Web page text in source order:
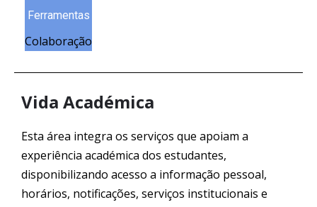
Ferramentas
Colaboração
Vida Académica
Esta área integra os serviços que apoiam a
experiência académica dos estudantes,
disponibilizando acesso a informação pessoal,
horários, notificações, serviços institucionais e